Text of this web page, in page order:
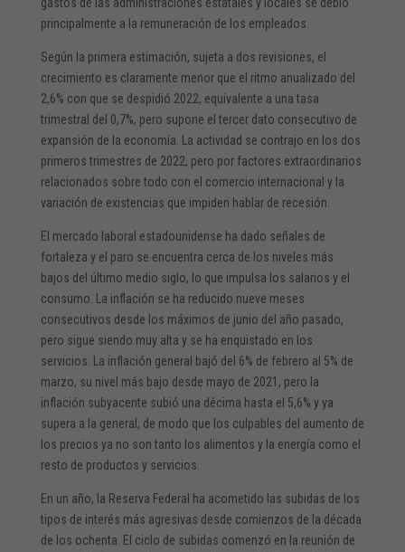
principalmente a la remuneración de los empleados.
Según la primera estimación, sujeta a dos revisiones, el
crecimiento es claramente menor que el ritmo anualizado del
2,6% con que se despidió 2022, equivalente a una tasa
trimestral del 0,7%, pero supone el tercer dato consecutivo de
expansión de la economía. La actividad se contrajo en los dos
primeros trimestres de 2022, pero por factores extraordinarios
relacionados sobre todo con el comercio internacional y la
variación de existencias que impiden hablar de recesión.
El mercado laboral estadounidense ha dado señales de
fortaleza y el paro se encuentra cerca de los niveles más
bajos del último medio siglo, lo que impulsa los salarios y el
consumo. La inflación se ha reducido nueve meses
consecutivos desde los máximos de junio del año pasado,
pero sigue siendo muy alta y se ha enquistado en los
servicios. La inflación general bajó del 6% de febrero al 5% de
marzo, su nivel más bajo desde mayo de 2021, pero la
inflación subyacente subió una décima hasta el 5,6% y ya
supera a la general, de modo que los culpables del aumento de
los precios ya no son tanto los alimentos y la energía como el
resto de productos y servicios.
En un año, la Reserva Federal ha acometido las subidas de los
tipos de interés más agresivas desde comienzos de la década
de los ochenta. El ciclo de subidas comenzó en la reunión de